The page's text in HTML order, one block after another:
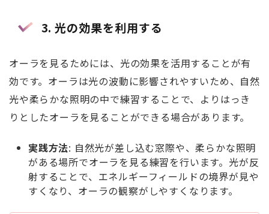
3. 光の効果を利用する
オーラを見るためには、光の効果を活用することが有
効です。オーラは光の波動に影響されやすいため、自然
光や柔らかな照明の中で練習することで、よりはっき
りとしたオーラを見ることができる場合があります。
実践方法: 自然光が差し込む窓際や、柔らかな照明
がある場所でオーラを見る練習を行います。光が反
射することで、エネルギーフィールドの境界が見や
すくなり、オーラの観察がしやすくなります。